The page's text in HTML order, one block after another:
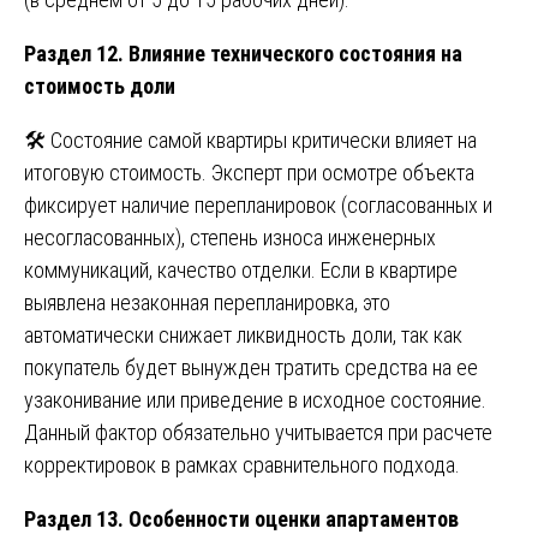
Раздел 12. Влияние технического состояния на
стоимость доли
🛠️ Состояние самой квартиры критически влияет на
итоговую стоимость. Эксперт при осмотре объекта
фиксирует наличие перепланировок (согласованных и
несогласованных), степень износа инженерных
коммуникаций, качество отделки. Если в квартире
выявлена незаконная перепланировка, это
автоматически снижает ликвидность доли, так как
покупатель будет вынужден тратить средства на ее
узаконивание или приведение в исходное состояние.
Данный фактор обязательно учитывается при расчете
корректировок в рамках сравнительного подхода.
Раздел 13. Особенности оценки апартаментов